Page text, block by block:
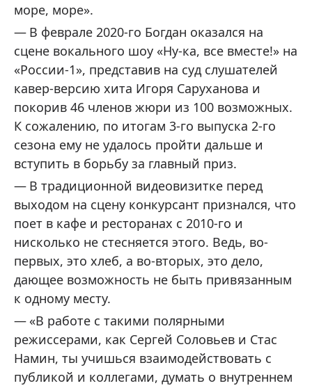
море, море».
В феврале 2020-го Богдан оказался на
сцене вокального шоу «Ну-ка, все вместе!» на
«России-1», представив на суд слушателей
кавер-версию хита Игоря Саруханова и
покорив 46 членов жюри из 100 возможных.
К сожалению, по итогам 3-го выпуска 2-го
сезона ему не удалось пройти дальше и
вступить в борьбу за главный приз.
В традиционной видеовизитке перед
выходом на сцену конкурсант признался, что
поет в кафе и ресторанах с 2010-го и
нисколько не стесняется этого. Ведь, во-
первых, это хлеб, а во-вторых, это дело,
дающее возможность не быть привязанным
к одному месту.
«В работе с такими полярными
режиссерами, как Сергей Соловьев и Стас
Намин, ты учишься взаимодействовать с
публикой и коллегами, думать о внутреннем